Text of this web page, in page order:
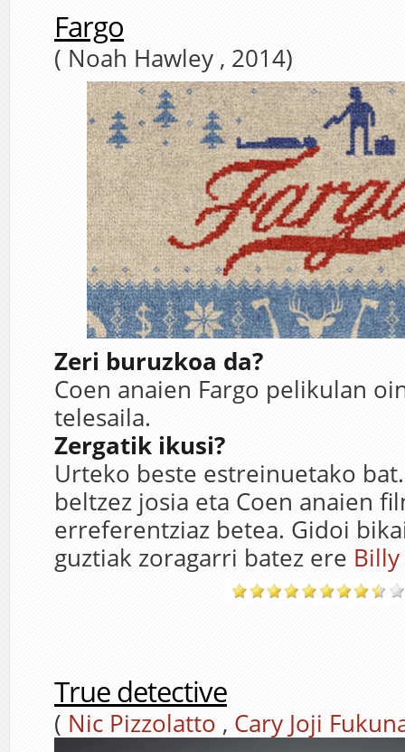
Fargo
( Noah Hawley , 2014)
Zeri buruzkoa da?
Coen anaien Fargo pelikulan
telesaila.
Zergatik ikusi?
Urteko beste estreinuetako
beltzez josia eta Coen anaien
erreferentziaz betea. Gidoi
guztiak zoragarri batez ere
True detective
( Nic Pizzolatto , Cary Joji